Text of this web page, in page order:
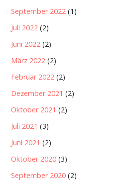
September 2022 (1)
Juli 2022 (2)
Juni 2022 (2)
März 2022 (2)
Februar 2022 (2)
Dezember 2021 (2)
Oktober 2021 (2)
Juli 2021 (3)
Juni 2021 (2)
Oktober 2020 (3)
September 2020 (2)